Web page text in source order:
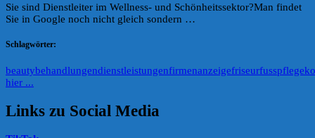
Sie sind Dienstleiter im Wellness- und Schönheitssektor?Man findet
Sie in Google noch nicht gleich sondern …
Schlagwörter:
beautybehandlungendienstleistungenfirmenanzeigefriseurfusspflege
hier ...
Links zu Social Media